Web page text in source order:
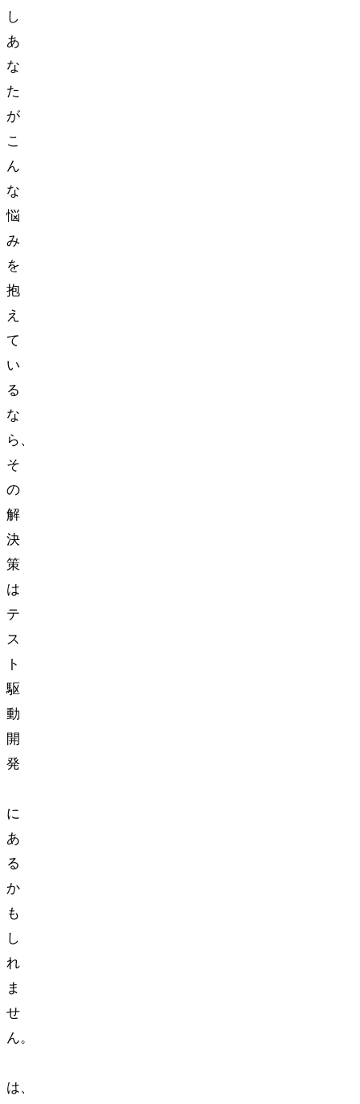
し
あ
な
た
が
こ
ん
な
悩
み
を
抱
え
て
い
る
な
ら、
そ
の
解
決
策
は
テ
ス
ト
駆
動
開
発
に
あ
る
か
も
し
れ
ま
せ
ん。
は、